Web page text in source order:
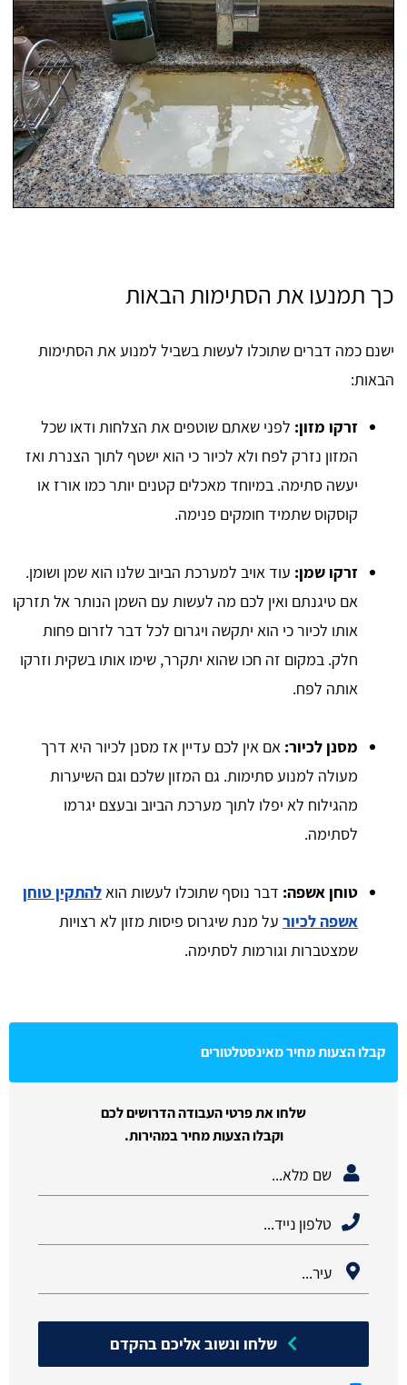
כך תמנעו את הסתימות הבאות
ישנם כמה דברים שתוכלו לעשות בשביל למנוע את הסתימות
הבאות:
זרקו מזון: לפני שאתם שוטפים את הצלחות ודאו שכל
המזון נזרק לפח ולא לכיור כי הוא ישטף לתוך הצנרת ואז
יעשה סתימה. במיוחד מאכלים קטנים יותר כמו אורז או
קוסקוס שתמיד חומקים פנימה.
זרקו שמן: עוד אויב למערכת הביוב שלנו הוא שמן ושומן.
אם טיגנתם ואין לכם מה לעשות עם השמן הנותר אל תזרקו
אותו לכיור כי הוא יתקשה ויגרום לכל דבר לזרום פחות
חלק. במקום זה חכו שהוא יתקרר, שימו אותו בשקית וזרקו
אותה לפח.
מסנן לכיור: אם אין לכם עדיין אז מסנן לכיור היא דרך
מעולה למנוע סתימות. גם המזון שלכם וגם השיערות
מהגילוח לא יפלו לתוך מערכת הביוב ובעצם יגרמו
לסתימה.
טוחן אשפה: דבר נוסף שתוכלו לעשות הואלהתקין טוחן
אשפה לכיור על מנת שיגרוס פיסות מזון לא רצויות
שמצטברות וגורמות לסתימה.
קבלו הצעות מחיר מאינסטלטורים
שלחו את פרטי העבודה הדרושים לכם
וקבלו הצעות מחיר במהירות.